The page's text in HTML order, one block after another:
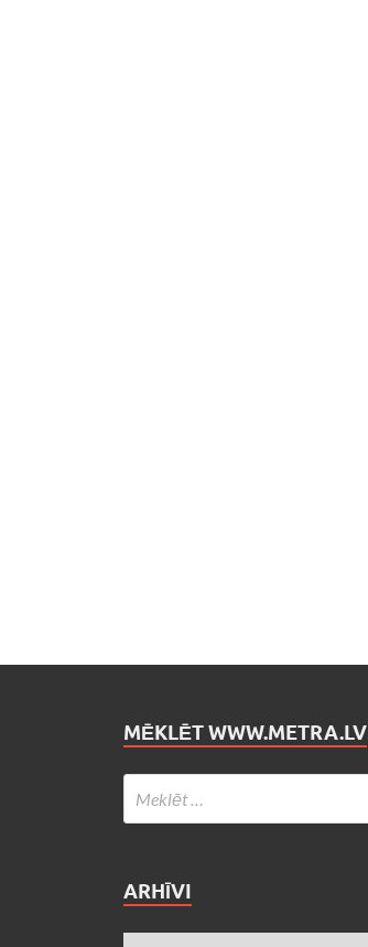
MĒKLĒT WWW.METRA.LV
ARHĪVI